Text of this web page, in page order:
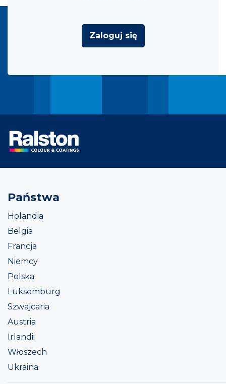
Zaloguj się
Państwa
Holandia
Belgia
Francja
Niemcy
Polska
Luksemburg
Szwajcaria
Austria
Irlandii
Włoszech
Ukraina